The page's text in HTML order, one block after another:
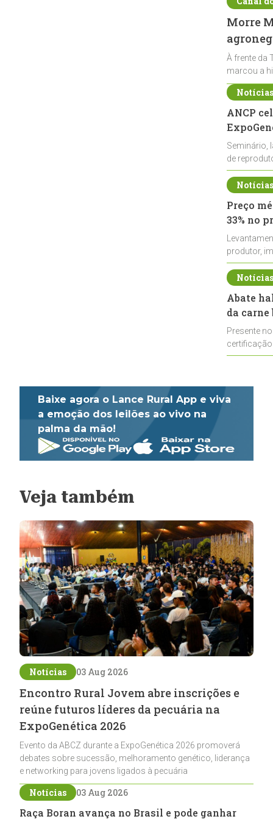
Morre
À frente da
marcou a
ANCP
Seminário,
de
durante a
Preço
33% no
produtor,
de leite cru
Abate
da
Presente
Baixe agora o Lance Rural App e viva
a emoção dos leilões ao vivo na
palma da mão!
Veja também
Notícias 03 Aug 2026
Encontro Rural Jovem abre inscrições e
reúne futuros líderes da pecuária na
ExpoGenética 2026
Evento da ABCZ durante a ExpoGenética 2026 promoverá
debates sobre sucessão, melhoramento genético, liderança
e networking para jovens ligados à pecuária
Notícias 03 Aug 2026
Raça Boran avança no Brasil e pode ganhar